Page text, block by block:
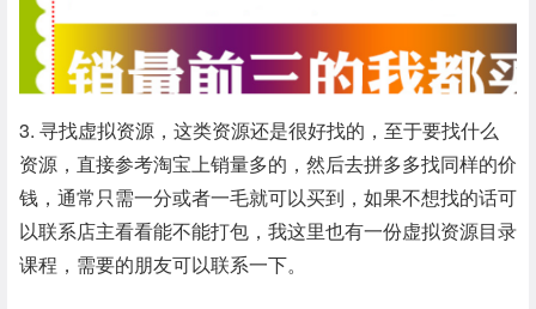
3. 寻找虚拟资源，这类资源还是很好找的，至于要找什么
资源，直接参考淘宝上销量多的，然后去拼多多找同样的价
钱，通常只需一分或者一毛就可以买到，如果不想找的话可
以联系店主看看能不能打包，我这里也有一份虚拟资源目录
课程，需要的朋友可以联系一下。